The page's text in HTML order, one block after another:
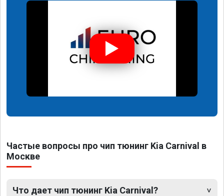
Частые вопросы про чип тюнинг Kia Carnival в
Москве
Что дает чип тюнинг Kia Carnival?